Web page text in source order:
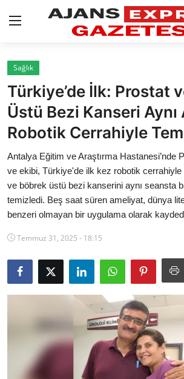
GİRİŞ YAP
AnaSayfa
Eskişehir Siyaset
Siyaset
Türkiye Gündemi
Siber Güvenlik
Eğitim
Kütahya
Özel Haber
Teknoloji
Sağlık
Türkiye’de İlk: Prostat
Üstü Bezi Kanseri Aynı
Robotik Cerrahiyle
Antalya Eğitim ve Araştırma Hastanesi’nde
ve ekibi, Türkiye'de ilk kez robotik cerrahiyle
ve böbrek üstü bezi kanserini aynı seansta
temizledi. Beş saat süren ameliyat, dünya
benzeri olmayan bir uygulama olarak
Temmuz 31, 2025 - 18:15